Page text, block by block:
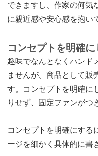
できますし、作家の何気
に親近感や安心感を抱い
コンセプトを明確
趣味でなんとなくハンド
ませんが、商品として販
す。コンセプトを明確に
りせず、固定ファンがつ
コンセプトを明確にする
ージを細かく具体的に書